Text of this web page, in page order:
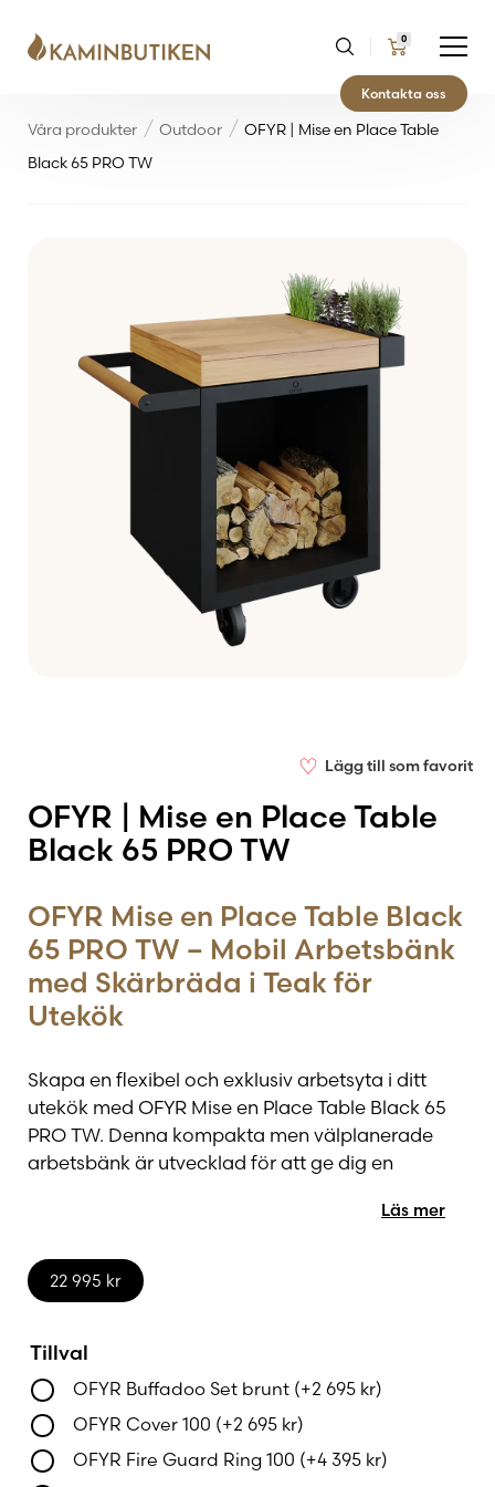
0
Kontakta oss
Våra produkter Outdoor
OFYR | Mise en Place Table
Black 65 PRO TW
♡ Lägg till som favorit
OFYR | Mise en Place Table
Black 65 PRO TW
22 995 kr
OFYR Mise en Place Table Black
65 PRO TW – Mobil Arbetsbänk
med Skärbräda i Teak för
Utekök
Skapa en flexibel och exklusiv arbetsyta i ditt
utekök med OFYR Mise en Place Table Black 65
PRO TW. Denna kompakta men välplanerade
arbetsbänk är utvecklad för att ge dig en
förvaring – direkt intill din OFYR-grill eller
finish och vackra skärbräda i teak blir den lika
mycket en designmöbel som ett funktionellt
Den generösa arbetsytan på 65 x 65 cm ger gott
om plats för att förbereda råvaror, skära
grönsaker eller arrangera uppläggningar inför
servering. Skärbrädan i massiv teak erbjuder en
Läs mer
Tillval
OFYR Buffadoo Set brunt (+2 695 kr)
OFYR Cover 100 (+2 695 kr)
OFYR Fire Guard Ring 100 (+4 395 kr)